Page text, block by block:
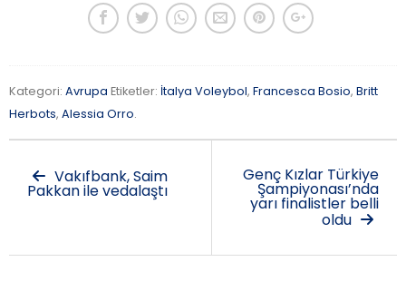
Kategori: Avrupa Etiketler: İtalya Voleybol, Francesca Bosio, Britt
Herbots, Alessia Orro.
Vakıfbank, Saim
Pakkan ile vedalaştı
Genç Kızlar Türkiye
Şampiyonası’nda
yarı finalistler belli
oldu